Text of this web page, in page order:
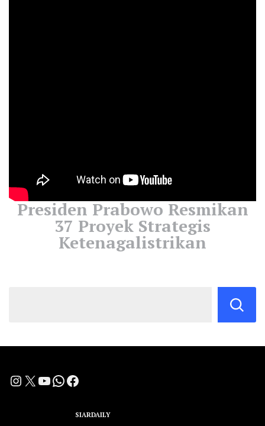
Presiden Prabowo Resmikan
37 Proyek Strategis
Ketenagalistrikan
Instagram
X YouTube
WhatsApp
Facebook
SIARDAILY